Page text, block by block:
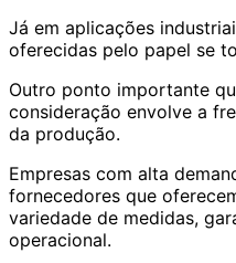
Já em aplicações
oferecidas pelo papel se
Outro ponto importante
consideração envolve a
da produção.
Empresas com alta
fornecedores que
variedade de medidas,
operacional.